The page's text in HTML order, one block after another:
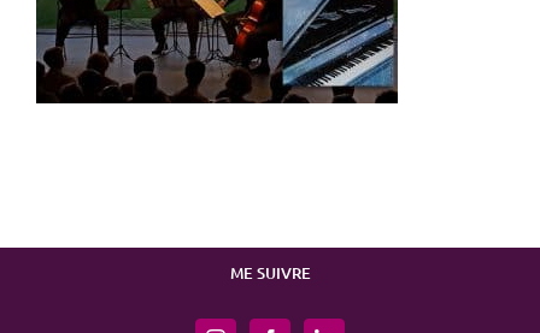
ME SUIVRE